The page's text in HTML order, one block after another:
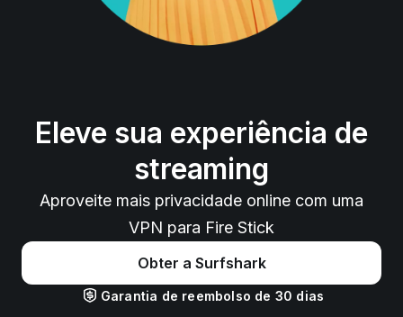
Eleve sua experiência de
streaming
Aproveite mais privacidade online com uma
VPN para Fire Stick
Obter a Surfshark
Garantia de reembolso de 30 dias